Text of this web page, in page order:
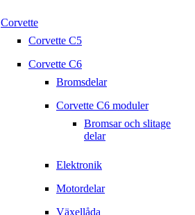
Corvette
Corvette C5
Corvette C6
Bromsdelar
Corvette C6 moduler
Bromsar och slitage
delar
Elektronik
Motordelar
Växellåda